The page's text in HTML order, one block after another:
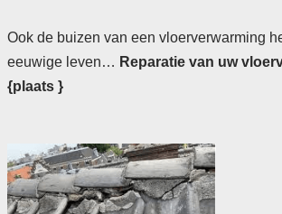
Ook de buizen van een vloerverwarming
eeuwige leven… Reparatie van uw
{plaats }